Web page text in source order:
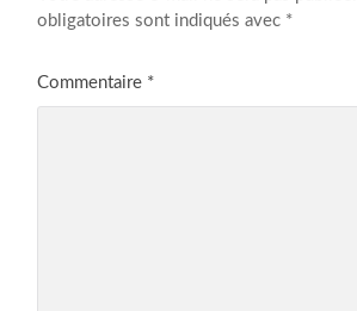
obligatoires sont indiqués avec *
Commentaire *